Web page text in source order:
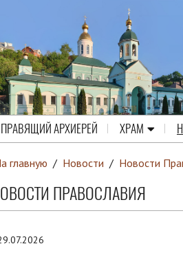
ПРАВЯЩИЙ АРХИЕРЕЙ ХРАМ
главную / Новости / Новости
ПРАВОСЛАВИЯ